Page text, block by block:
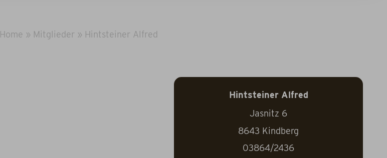
Home » Mitglieder » Hintsteiner Alfred
Hintsteiner Alfred
Jasnitz 6
8643 Kindberg
03864/2436